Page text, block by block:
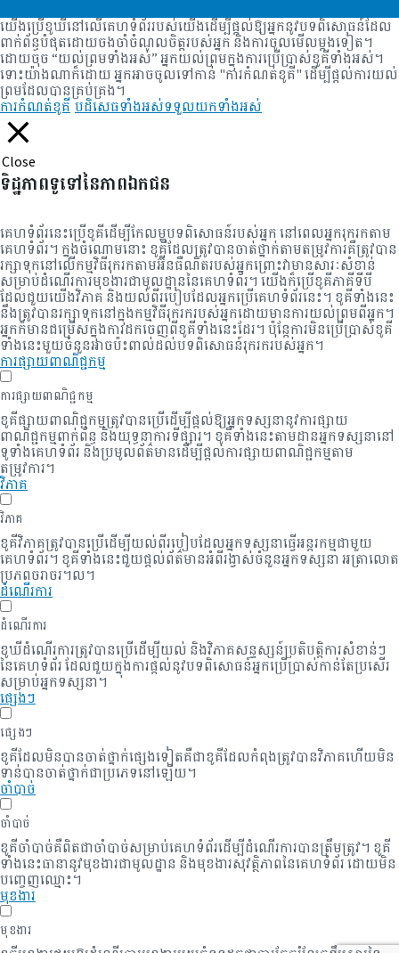
យើងប្រើខូឃីនៅលើគេហទំព័ររបស់យើងដើម្បីផ្តល់ឱ្យអ្នកនូវបទពិសោធន៍ដែល
ពាក់ព័ន្ធបំផុតដោយចងចាំចំណូលចិត្តរបស់អ្នក និងការចូលមើលម្តងទៀត។
ដោយចុច “យល់ព្រមទាំងអស់” អ្នកយល់ព្រមក្នុងការប្រើប្រាស់ខូគីទាំងអស់។
ទោះយ៉ាងណាក៏ដោយ អ្នកអាចចូលទៅកាន់ "ការកំណត់ខូគី" ដើម្បីផ្តល់ការយល់
ព្រមដែលបានគ្រប់គ្រង។
ការកំណត់ខូគី បដិសេធទាំងអស់ទទួលយកទាំងអស់
Close
ទិដ្ឋភាពទូទៅនៃភាពឯកជន
គេហទំព័រនេះប្រើខូគីដើម្បីកែលម្អបទពិសោធន៍របស់អ្នក នៅពេលអ្នករុករកតាម
គេហទំព័រ។ ក្នុងចំណោមនោះ ខូគីដែលត្រូវបានចាត់ថ្នាក់តាមតម្រូវការគឺត្រូវបាន
រក្សាទុកនៅលើកម្មវិធីរុករកតាមអ៊ីនធឺណិតរបស់អ្នកព្រោះវាមានសារៈសំខាន់
សម្រាប់ដំណើរការមុខងារជាមូលដ្ឋាននៃគេហទំព័រ។ យើងក៏ប្រើខូគីភាគីទីបី
ដែលជួយយើងវិភាគ និងយល់ពីរបៀបដែលអ្នកប្រើគេហទំព័រនេះ។ ខូគីទាំងនេះ
នឹងត្រូវបានរក្សាទុកនៅក្នុងកម្មវិធីរុករករបស់អ្នកដោយមានការយល់ព្រមពីអ្នក។
អ្នក​ក៏​មាន​ជម្រើស​ក្នុង​ការ​ដក​ចេញ​ពី​ខូគី​ទាំងនេះ​ដែរ។ ប៉ុន្តែការមិនប្រើប្រាស់ខូគី
ទាំងនេះមួយចំនួនអាចប៉ះពាល់ដល់បទពិសោធន៍រុករករបស់អ្នក។
ការផ្សាយពាណិជ្ជកម្ម
ការផ្សាយពាណិជ្ជកម្ម
ខូគីផ្សាយពាណិជ្ជកម្មត្រូវបានប្រើដើម្បីផ្តល់ឱ្យអ្នកទស្សនានូវការផ្សាយ
ពាណិជ្ជកម្មពាក់ព័ន្ធ និងយុទ្ធនាការទីផ្សារ។ ខូគីទាំងនេះតាមដានអ្នកទស្សនានៅ
ទូទាំងគេហទំព័រ និងប្រមូលព័ត៌មានដើម្បីផ្តល់ការផ្សាយពាណិជ្ជកម្មតាម
តម្រូវការ។
វិភាគ
វិភាគ
ខូគីវិភាគត្រូវបានប្រើដើម្បីយល់ពីរបៀបដែលអ្នកទស្សនាធ្វើអន្តរកម្មជាមួយ
គេហទំព័រ។ ខូគីទាំងនេះជួយផ្តល់ព័ត៌មានអំពីរង្វាស់ចំនួនអ្នកទស្សនា អត្រាលោត
ប្រភពចរាចរ។ល។
ដំណើរការ
ដំណើរការ
ខូឃីដំណើរការត្រូវបានប្រើដើម្បីយល់ និងវិភាគសន្ទស្សន៍ប្រតិបត្តិការសំខាន់ៗ
នៃគេហទំព័រ ដែលជួយក្នុងការផ្តល់នូវបទពិសោធន៍អ្នកប្រើប្រាស់កាន់តែប្រសើរ
សម្រាប់អ្នកទស្សនា។
ផ្សេងៗ
ផ្សេងៗ
ខូគី​ដែល​មិន​បាន​ចាត់​ថ្នាក់​ផ្សេង​ទៀត​គឺ​ជា​ខូគី​ដែល​កំពុង​ត្រូវ​បាន​វិភាគ​ហើយ​មិន​
ទាន់​បាន​ចាត់​ថ្នាក់​ជា​ប្រភេទ​នៅឡើយ។
ចាំបាច់
ចាំបាច់
ខូគីចាំបាច់គឺពិតជាចាំបាច់សម្រាប់គេហទំព័រដើម្បីដំណើរការបានត្រឹមត្រូវ។ ខូគី
ទាំងនេះធានានូវមុខងារជាមូលដ្ឋាន និងមុខងារសុវត្ថិភាពនៃគេហទំព័រ ដោយមិន
បញ្ចេញឈ្មោះ។
មុខងារ
មុខងារ